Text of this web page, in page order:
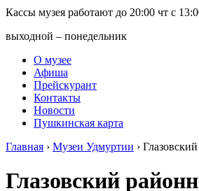
Кассы музея работают до 20:00 чт с
выходной – понедельник
О музее
Афиша
Прейскурант
Контакты
Новости
Пушкинская карта
Главная › Музеи Удмуртии ›
Глазовский